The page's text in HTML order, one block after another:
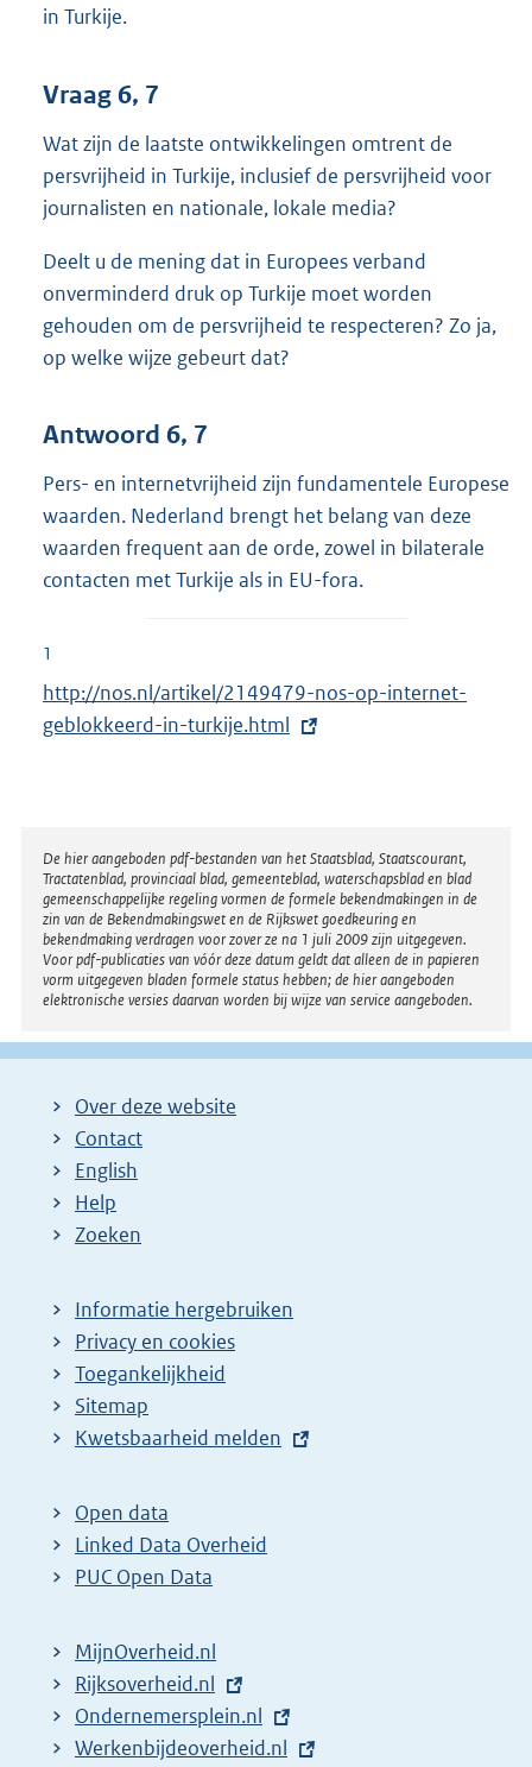
in Turkije.
Vraag 6, 7
Wat zijn de laatste ontwikkelingen omtrent de
persvrijheid in Turkije, inclusief de persvrijheid voor
journalisten en nationale, lokale media?
Deelt u de mening dat in Europees verband
onverminderd druk op Turkije moet worden
gehouden om de persvrijheid te respecteren? Zo ja,
op welke wijze gebeurt dat?
Antwoord 6, 7
Pers- en internetvrijheid zijn fundamentele Europese
waarden. Nederland brengt het belang van deze
waarden frequent aan de orde, zowel in bilaterale
contacten met Turkije als in EU-fora.
1
E
x
n
e
l
i
n
k
:
http://nos.nl/artikel/2149479-nos-op-internet-
geblokkeerd-in-turkije.html
Disclaimer
De hier aangeboden pdf-bestanden van het Staatsblad, Staatscourant,
Tractatenblad, provinciaal blad, gemeenteblad, waterschapsblad en blad
gemeenschappelijke regeling vormen de formele bekendmakingen in de
zin van de Bekendmakingswet en de Rijkswet goedkeuring en
bekendmaking verdragen voor zover ze na 1 juli 2009 zijn uitgegeven.
Voor pdf-publicaties van vóór deze datum geldt dat alleen de in papieren
vorm uitgegeven bladen formele status hebben; de hier aangeboden
elektronische versies daarvan worden bij wijze van service aangeboden.
Over deze website
Contact
English
Help
Zoeken
Informatie hergebruiken
Privacy en cookies
Toegankelijkheid
Sitemap
E
t
e
r
l
i
n
k
Kwetsbaarheid melden
Open data
Linked Data Overheid
PUC Open Data
MijnOverheid.nl
E
x
t
Rijksoverheid.nl
E
x
Ondernemersplein.nl
E
Werkenbijdeoverheid.nl